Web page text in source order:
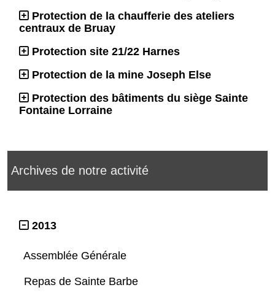
Protection de la chaufferie des ateliers
centraux de Bruay
Protection site 21/22 Harnes
Protection de la mine Joseph Else
Protection des bâtiments du siège Sainte
Fontaine Lorraine
Archives de notre activité
2013
Assemblée Générale
Repas de Sainte Barbe